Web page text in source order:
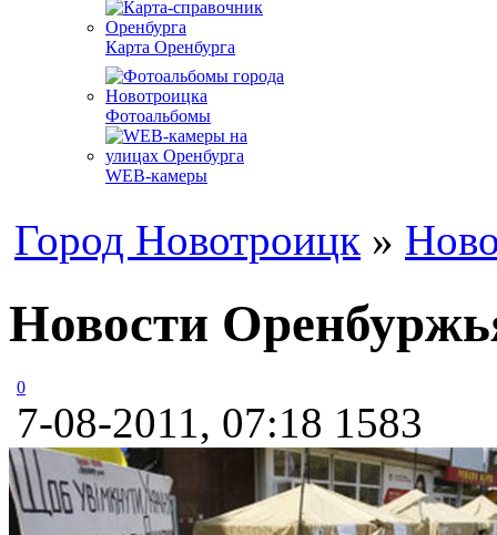
Карта Оренбурга
Фотоальбомы
WEB-камеры
Город Новотроицк »
Новости
0
7-08-2011, 07:18 1583